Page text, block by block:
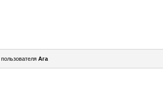
пользователя Ага